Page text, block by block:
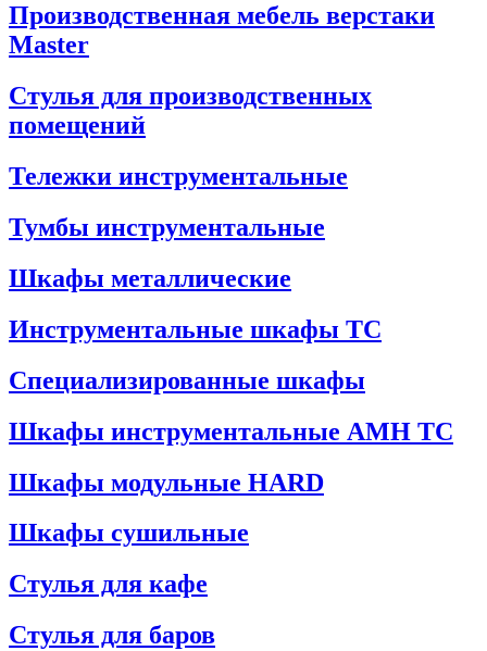
Производственная мебель верстаки
Master
Стулья для производственных
помещений
Тележки инструментальные
Тумбы инструментальные
Шкафы металлические
Инструментальные шкафы ТС
Специализированные шкафы
Шкафы инструментальные АМН ТС
Шкафы модульные HARD
Шкафы сушильные
Стулья для кафе
Стулья для баров